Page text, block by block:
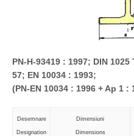
PN-H-93419 : 1997; DIN
57; EN 10034 : 1993;
(PN-EN 10034 : 1996 + Ap 1 :
Desemnare
Designation
Dimensiuni
Dimensions